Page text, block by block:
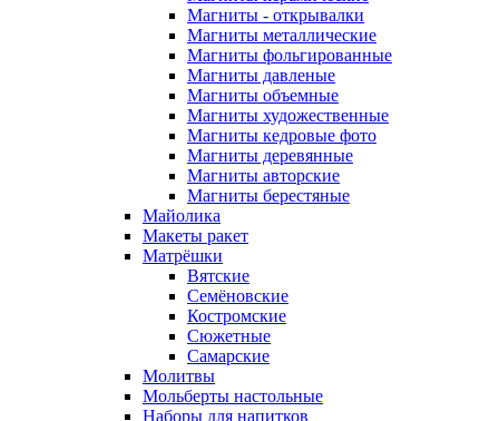
Магниты - открывалки
Магниты металлические
Магниты фольгированные
Магниты давленые
Магниты объемные
Магниты художественные
Магниты кедровые фото
Магниты деревянные
Магниты авторские
Магниты берестяные
Майолика
Макеты ракет
Матрёшки
Вятские
Семёновские
Костромские
Сюжетные
Самарские
Молитвы
Мольберты настольные
Наборы для напитков